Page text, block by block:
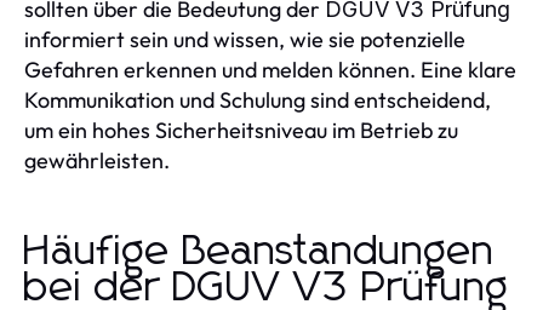
sollten über die Bedeutung der DGUV V3 Prüfung
informiert sein und wissen, wie sie potenzielle
Gefahren erkennen und melden können. Eine klare
Kommunikation und Schulung sind entscheidend,
um ein hohes Sicherheitsniveau im Betrieb zu
gewährleisten.
Häufige Beanstandungen
bei der DGUV V3 Prüfung